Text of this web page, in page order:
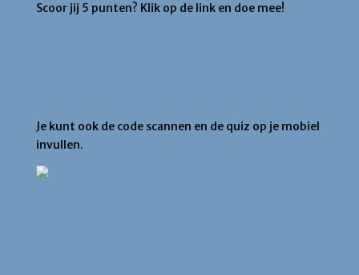
Scoor jij 5 punten? Klik op de link en doe mee!
Je kunt ook de code scannen en de quiz op je mobiel
invullen.